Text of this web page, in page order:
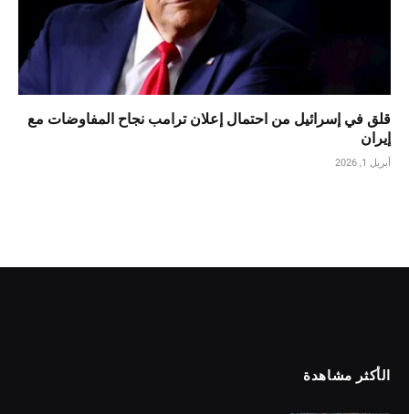
قلق في إسرائيل من احتمال إعلان ترامب نجاح المفاوضات مع
إيران
أبريل 1, 2026
الأكثر مشاهدة